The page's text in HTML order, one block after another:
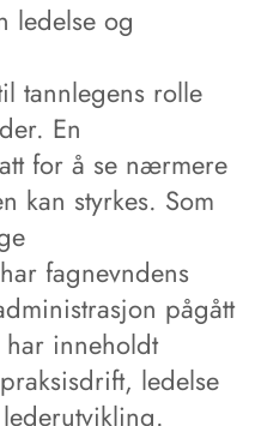
ledelse og
tannlegens rolle
En
for å se nærmere
kan styrkes. Som
fagnevndens
pågått
har inneholdt
ledelse